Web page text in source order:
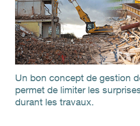
Un bon concept de gestion
permet de limiter les
durant les travaux.